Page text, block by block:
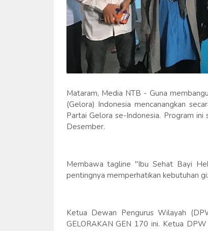
Mataram, Media NTB - Guna
(Gelora) Indonesia mencanangkan
Partai Gelora se-Indonesia. Program
Desember.
Membawa tagline "Ibu Sehat Bayi
pentingnya memperhatikan kebutuhan
Ketua Dewan Pengurus Wilayah
GELORAKAN GEN 170 ini. Ketua